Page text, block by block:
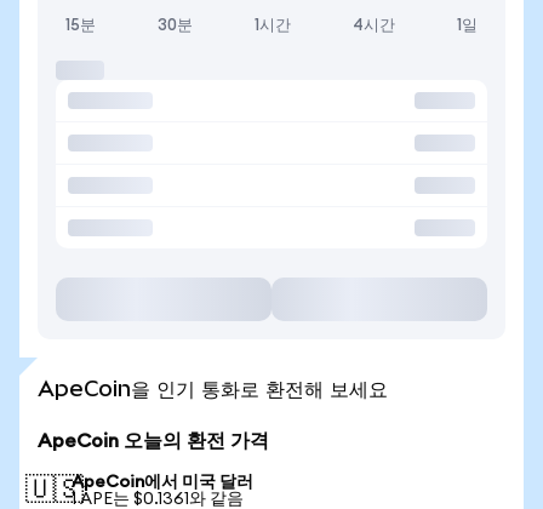
15분 30분 1시간 4시간 1일
ApeCoin을 인기 통화로 환전해 보세요
ApeCoin 오늘의 환전 가격
🇺🇸ApeCoin에서 미국 달러
1 APE는 $0.1361와 같음